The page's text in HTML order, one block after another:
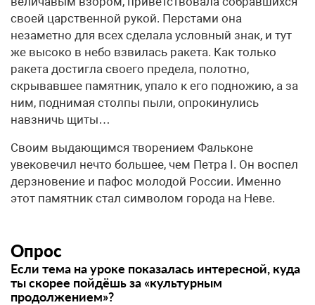
своей царственной рукой. Перстами она
незаметно для всех сделала условный знак, и тут
же высоко в небо взвилась ракета. Как только
ракета достигла своего предела, полотно,
скрывавшее памятник, упало к его подножию, а за
ним, поднимая столпы пыли, опрокинулись
навзничь щиты…
Своим выдающимся творением Фальконе
увековечил нечто большее, чем Петра I. Он воспел
дерзновение и пафос молодой России. Именно
этот памятник стал символом города на Неве.
Опрос
Если тема на уроке показалась интересной, куда
ты скорее пойдёшь за «культурным
продолжением»?